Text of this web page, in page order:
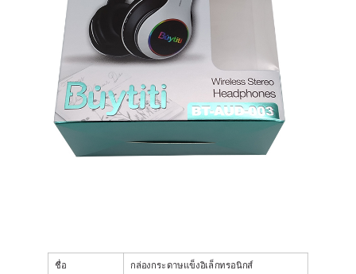
ชื่อ กล่องกระดาษแข็งอิเล็กทรอนิกส์